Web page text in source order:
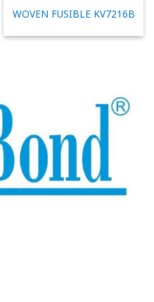
WOVEN FUSIBLE KV7216B